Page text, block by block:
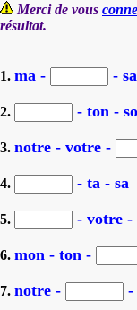
Merci de vous
résultat.
1. ma - - sa
2. - ton -
3. notre - votre -
4. - ta - sa
5. - votre -
6. mon - ton -
7. notre - -